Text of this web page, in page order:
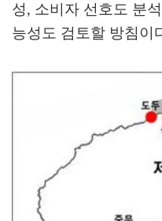
성, 소비자 선호도 분
능성도 검토할 방침이